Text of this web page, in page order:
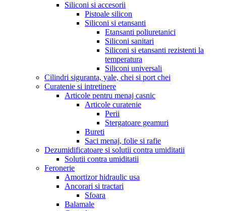
Siliconi si accesorii
Pistoale silicon
Siliconi si etansanti
Etansanti poliuretanici
Siliconi sanitari
Siliconi si etansanti rezistenti la
temperatura
Siliconi universali
Cilindri siguranta, yale, chei si port chei
Curatenie si intretinere
Articole pentru menaj casnic
Articole curatenie
Perii
Stergatoare geamuri
Bureti
Saci menaj, folie si rafie
Dezumidificatoare si solutii contra umiditatii
Solutii contra umiditatii
Feronerie
Amortizor hidraulic usa
Ancorari si tractari
Sfoara
Balamale